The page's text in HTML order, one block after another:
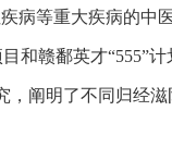
病等重大疾病的中
和赣鄱英才“555”
阐明了不同归经